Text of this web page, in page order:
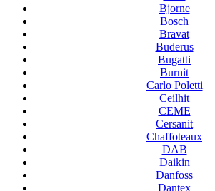
Bjorne
Bosch
Bravat
Buderus
Bugatti
Burnit
Carlo Poletti
Ceilhit
CEME
Cersanit
Chaffoteaux
DAB
Daikin
Danfoss
Dantex